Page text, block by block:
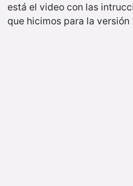
está el video con las
que hicimos para la versión